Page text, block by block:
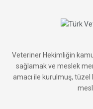
Veteriner Hekimliğin
sağlamak ve meslek
amacı ile kurulmuş,